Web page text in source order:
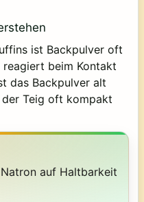
ist Backpulver oft
beim Kontakt
das Backpulver alt
Teig oft kompakt
auf Haltbarkeit